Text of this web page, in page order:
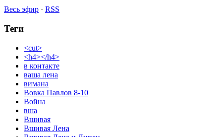
Весь эфир · RSS
Теги
<cut>
<h4></h4>
в контакте
ваша лена
вимана
Вовка Павлов 8-10
Война
вша
Вшивая
Вшивая Лена